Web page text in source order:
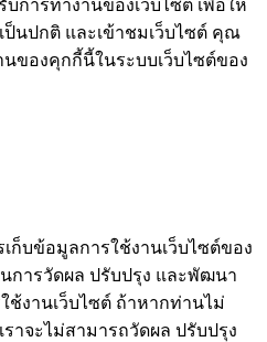
การทำงานของเว็บไซต์ เพื่อให้
นปกติ และเข้าชมเว็บไซต์ คุณ
ของคุกกี้นี้ในระบบเว็บไซต์ของ
ก็บข้อมูลการใช้งานเว็บไซต์ของ
การวัดผล ปรับปรุง และพัฒนา
งานเว็บไซต์ ถ้าหากท่านไม่
าจะไม่สามารถวัดผล ปรับปรุง